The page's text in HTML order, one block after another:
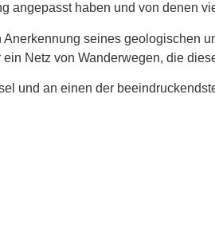
angepasst haben und von denen
seines geologischen
Netz von Wanderwegen, die
und an einen der